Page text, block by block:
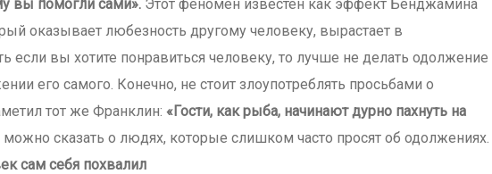
вы помогли сами». Этот феномен известен как эффект Бенджамина
оказывает любезность другому человеку, вырастает в
если вы хотите понравиться человеку, то лучше не делать одолжение
его самого. Конечно, не стоит злоупотреблять просьбами о
тот же Франклин: «Гости, как рыба, начинают дурно пахнуть на
сказать о людях, которые слишком часто просят об одолжениях.
сам себя похвалил